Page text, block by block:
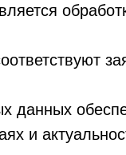
данных
и